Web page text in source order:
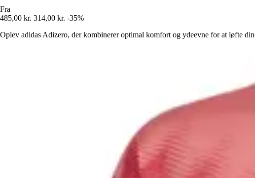
Fra
485,00 kr. 314,00 kr. -35%
Oplev adidas Adizero, der kombinerer optimal komfort og ydeevne for at løfte